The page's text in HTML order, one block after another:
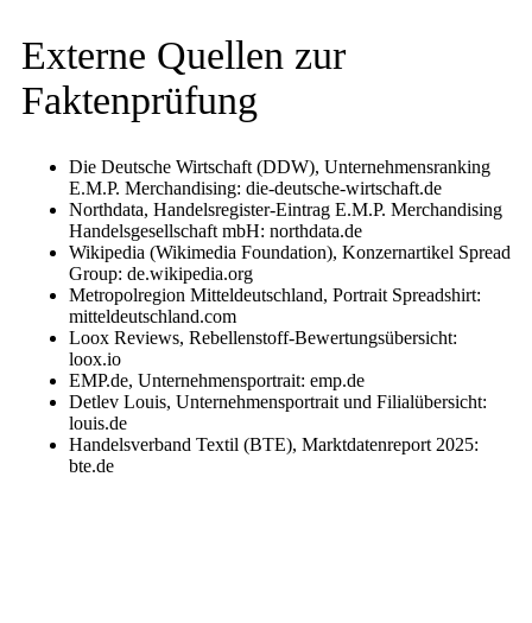
Externe Quellen zur
Faktenprüfung
Die Deutsche Wirtschaft (DDW), Unternehmensranking
E.M.P. Merchandising: die-deutsche-wirtschaft.de
Northdata, Handelsregister-Eintrag E.M.P. Merchandising
Handelsgesellschaft mbH: northdata.de
Wikipedia (Wikimedia Foundation), Konzernartikel Spread
Group: de.wikipedia.org
Metropolregion Mitteldeutschland, Portrait Spreadshirt:
mitteldeutschland.com
Loox Reviews, Rebellenstoff-Bewertungsübersicht:
loox.io
EMP.de, Unternehmensportrait: emp.de
Detlev Louis, Unternehmensportrait und Filialübersicht:
louis.de
Handelsverband Textil (BTE), Marktdatenreport 2025:
bte.de